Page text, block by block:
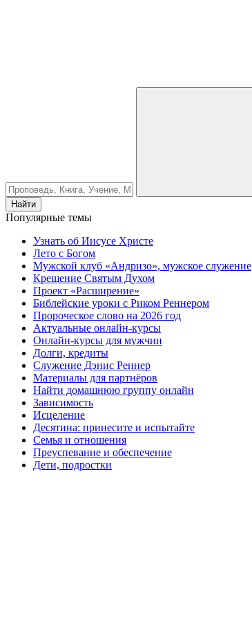
Найти
Популярные темы
Узнать об Иисусе Христе
Лето с Богом
Мужской клуб «Андризо», мужское служение
Крещение Святым Духом
Проект «Расширение»
Библейские уроки с Риком Реннером
Пророческое слово на 2026 год
Актуальные онлайн-курсы
Онлайн-курсы для мужчин
Долги, кредиты
Служение Дэнис Реннер
Материалы для партнёров
Найти домашнюю группу онлайн
Зависимость
Исцеление
Десятина: принесите и испытайте
Семья и отношения
Преуспевание и обеспечение
Дети, подростки